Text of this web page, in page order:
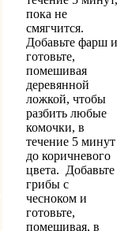
пока не
смягчится.
Добавьте фарш и
готовьте,
помешивая
деревянной
ложкой, чтобы
разбить любые
комочки, в
течение 5 минут
до коричневого
цвета. Добавьте
грибы с
чесноком и
готовьте,
помешивая, в